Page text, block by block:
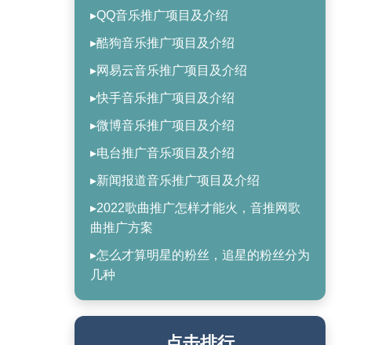
▸QQ音乐推广项目及介绍
▸酷狗音乐推广项目及介绍
▸网易云音乐推广项目及介绍
▸快手音乐推广项目及介绍
▸微博音乐推广项目及介绍
▸电台推广音乐项目及介绍
▸新闻报道音乐推广项目及介绍
▸2022歌曲推广怎样才能火，音推网歌
曲推广方案
▸怎么才算明星的粉丝，追星的粉丝分为
几种